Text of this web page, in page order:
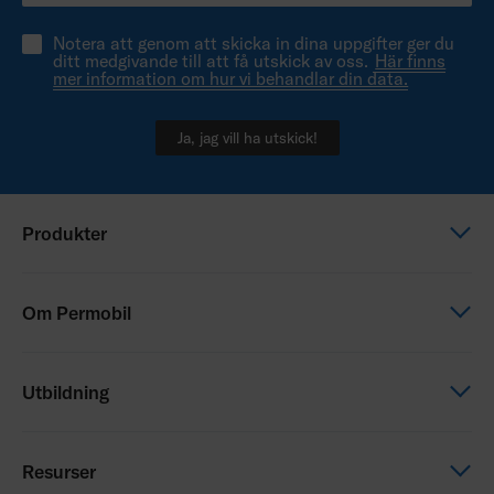
Notera att genom att skicka in dina uppgifter ger du
ditt medgivande till att få utskick av oss. Här finns
mer information om hur vi behandlar din data.
Ja, jag vill ha utskick!
Produkter
Om Permobil
Utbildning
Resurser